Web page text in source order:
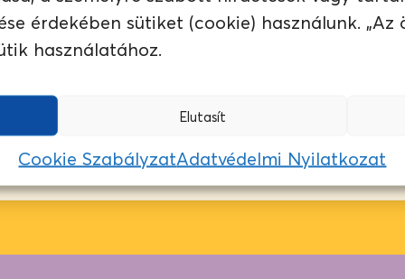
érdekében sütiket (cookie) használunk. „Az
használatához.
Elutasít
Cookie SzabályzatAdatvédelmi Nyilatkozat
NEM ELÉRHETŐ…
ajánljuk neked a következő kávét: